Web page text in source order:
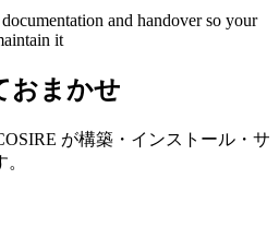
and handover so your
it
おまかせ
が構築・インストール・サ